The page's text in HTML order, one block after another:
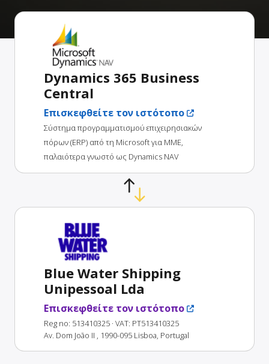
Dynamics 365 Business
Central
Επισκεφθείτε τον ιστότοπο
Σύστημα προγραμματισμού επιχειρησιακών
πόρων (ERP) από τη Microsoft για ΜΜΕ,
παλαιότερα γνωστό ως Dynamics NAV
Blue Water Shipping
Unipessoal Lda
Επισκεφθείτε τον ιστότοπο
Reg no: 513410325 · VAT: PT513410325
Av. Dom João II , 1990-095 Lisboa, Portugal